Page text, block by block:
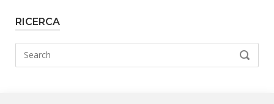
RICERCA
SEARCH